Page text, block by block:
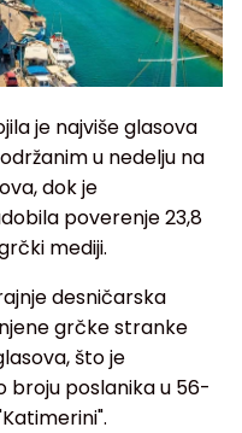
je najviše glasova
u nedelju na
dok je
poverenje 23,8
mediji.
desničarska
grčke stranke
što je
poslanika u 56-